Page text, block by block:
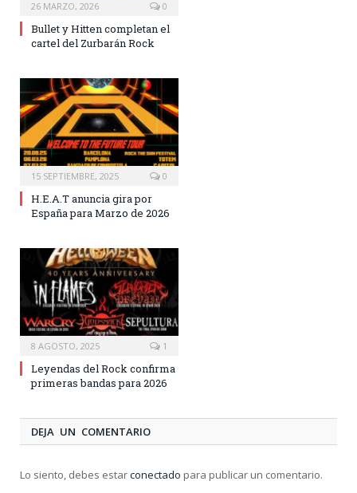
26 MARZO, 2026 0
Bullet y Hitten completan el
cartel del Zurbarán Rock
15 SEPTIEMBRE, 2025 0
H.E.A.T anuncia gira por
España para Marzo de 2026
8 AGOSTO, 2025 1
Leyendas del Rock confirma
primeras bandas para 2026
DEJA UN COMENTARIO
Lo siento, debes estarconectado para publicar un comentario.